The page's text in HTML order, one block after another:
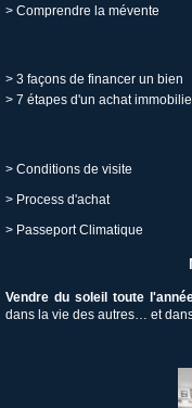
> Comprendre la mévente
> 3 façons de financer un bien
> 7 étapes d'un achat
> Conditions de visite
> Process d'achat
> Passeport Climatique
Vendre du soleil toute
dans la vie des autres… et